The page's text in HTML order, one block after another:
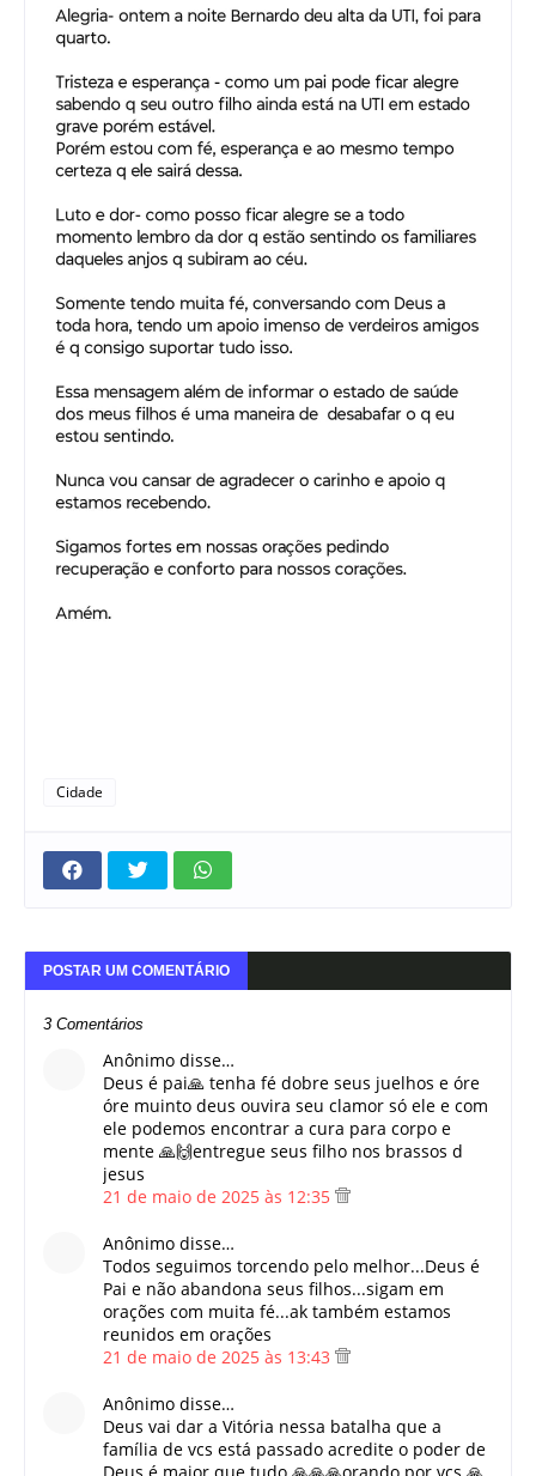
Cidade
POSTAR UM COMENTÁRIO
3 Comentários
Anônimo disse…
Deus é pai🙏 tenha fé dobre seus juelhos e óre
óre muinto deus ouvira seu clamor só ele e com
ele podemos encontrar a cura para corpo e
mente 🙏🙌entregue seus filho nos brassos d
jesus
21 de maio de 2025 às 12:35
Anônimo disse…
Todos seguimos torcendo pelo melhor...Deus é
Pai e não abandona seus filhos...sigam em
orações com muita fé...ak também estamos
reunidos em orações
21 de maio de 2025 às 13:43
Anônimo disse…
Deus vai dar a Vitória nessa batalha que a
família de vcs está passado acredite o poder de